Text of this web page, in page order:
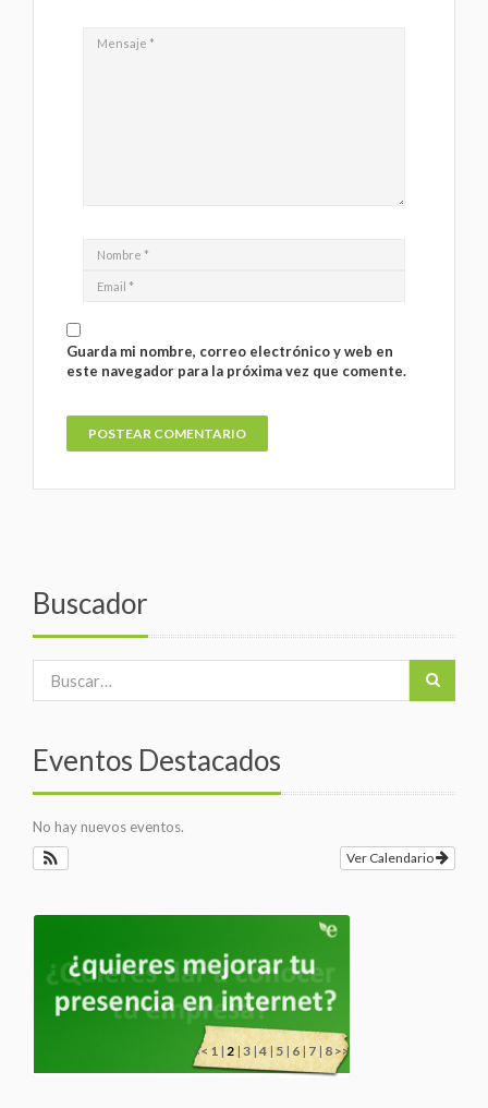
Guarda mi nombre, correo electrónico y web en
este navegador para la próxima vez que comente.
Buscador
Eventos Destacados
No hay nuevos eventos.
Ver Calendario
<<1| 2| 3|4|5|6| 7|8>>